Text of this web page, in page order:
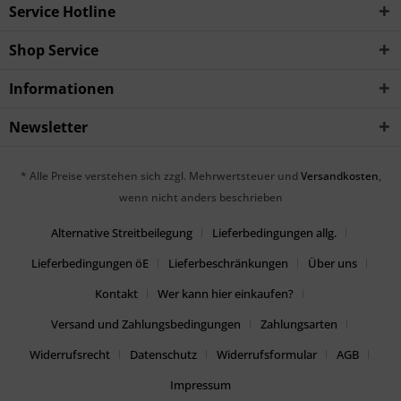
Service Hotline
Shop Service
Informationen
Newsletter
* Alle Preise verstehen sich zzgl. Mehrwertsteuer und Versandkosten,
wenn nicht anders beschrieben
Alternative Streitbeilegung
Lieferbedingungen allg.
Lieferbedingungen öE
Lieferbeschränkungen
Über uns
Kontakt
Wer kann hier einkaufen?
Versand und Zahlungsbedingungen
Zahlungsarten
Widerrufsrecht
Datenschutz Widerrufsformular
AGB
Impressum